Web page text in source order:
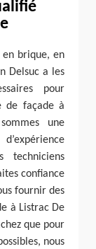
brique, en
Delsuc a les
pour
de façade à
une
techniciens
confiance
fournir des
à Listrac De
que pour
nous